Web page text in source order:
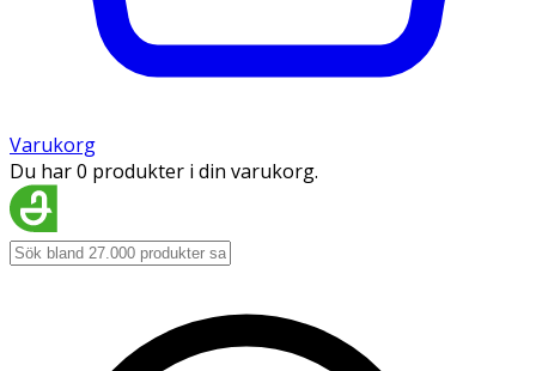
Varukorg
Du har 0 produkter i din varukorg.